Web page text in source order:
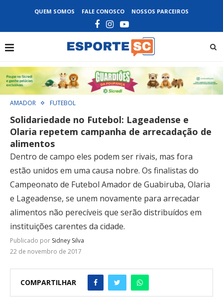
QUEM SOMOS FALE CONOSCO NOSSOS PARCEIROS
AMADOR FUTEBOL
Solidariedade no Futebol: Lageadense e
Olaria repetem campanha de arrecadação de
alimentos
Dentro de campo eles podem ser rivais, mas fora
estão unidos em uma causa nobre. Os finalistas do
Campeonato de Futebol Amador de Guabiruba, Olaria
e Lageadense, se unem novamente para arrecadar
alimentos não perecíveis que serão distribuídos em
instituições carentes da cidade.
Publicado por Sidney Silva
22 de novembro de 2017
COMPARTILHAR